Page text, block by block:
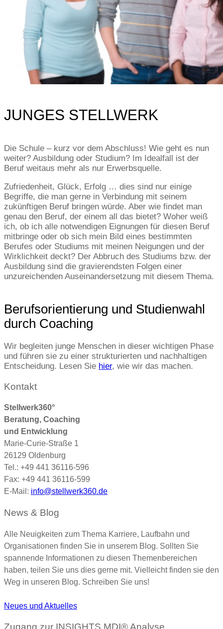
JUNGES STELLWERK
Die Schule – kurz vor dem Abschluss! Wie geht es nun
weiter? Ausbildung oder Studium? Im Idealfall ist der
Beruf weitaus mehr als nur Erwerbsquelle.
Zufriedenheit, Glück, Erfolg … dies sind nur einige
Begriffe, die man gerne in Verbindung mit seinem
zukünftigen Beruf bringen würde. Aber wie findet man
genau den Beruf, der einem all das bietet? Woher weiß
ich, ob ich alle notwendigen Eignungen für diesen Beruf
mitbringe oder ob sich mein Bild eines bestimmten
Berufes oder Studiums mit meinen Neigungen und der
Wirklichkeit deckt? Der Abbruch des Studiums bzw. der
Ausbildung sind die gravierendsten Folgen einer
unzureichenden Auseinandersetzung mit diesem Thema.
Berufsorientierung und Studienwahl
durch Coaching
Wir begleiten junge Menschen in dieser wichtigen Phase
und führen sie zu einer strukturierten und nachhaltigen
Entscheidung. Lesen Sie hier, wie wir das machen.
Kontakt
Stellwerk360°
Beratung, Coaching
und Entwicklung
Marie-Curie-Straße 1
26129 Oldenburg
Tel.: +49 441 36116-596
Fax: +49 441 36116-599
E-Mail: info@stellwerk360.de
News & Blog
Alle Neuigkeiten zum Thema Karriere, Laufbahn und
Organisationen finden Sie in unserem Blog. Sollten Sie
spannende Informationen zu diesen Themenbereichen
haben, teilen Sie uns dies gerne mit. Vielleicht finden sie den
Weg in unseren Blog. Schreiben Sie uns!
Neues und Aktuelles